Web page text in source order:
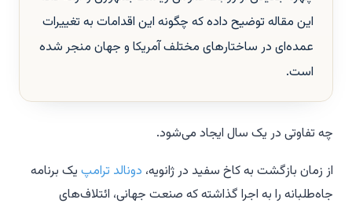
این مقاله توضیح داده که چگونه این اقدامات به تغییرات
عمده‌ای در ساختارهای مختلف آمریکا و جهان منجر شده
است.
چه تفاوتی در یک سال ایجاد می‌شود.
از زمان بازگشت به کاخ سفید در ژانویه، دونالد ترامپ یک برنامه
جاه‌طلبانه را به اجرا گذاشته که صنعت جهانی، ائتلاف‌های